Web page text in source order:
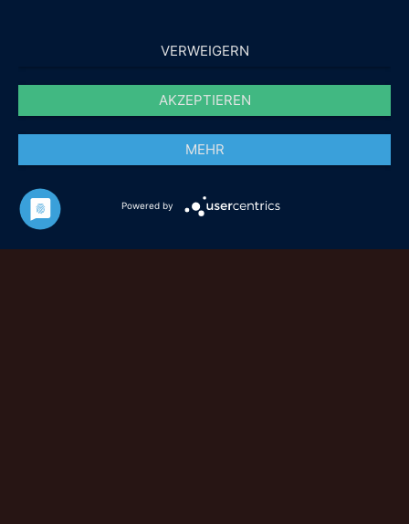
Hinweise auf die Rechte der Betroffenen
VERWEIGERN
AKZEPTIEREN
MEHR
Powered by